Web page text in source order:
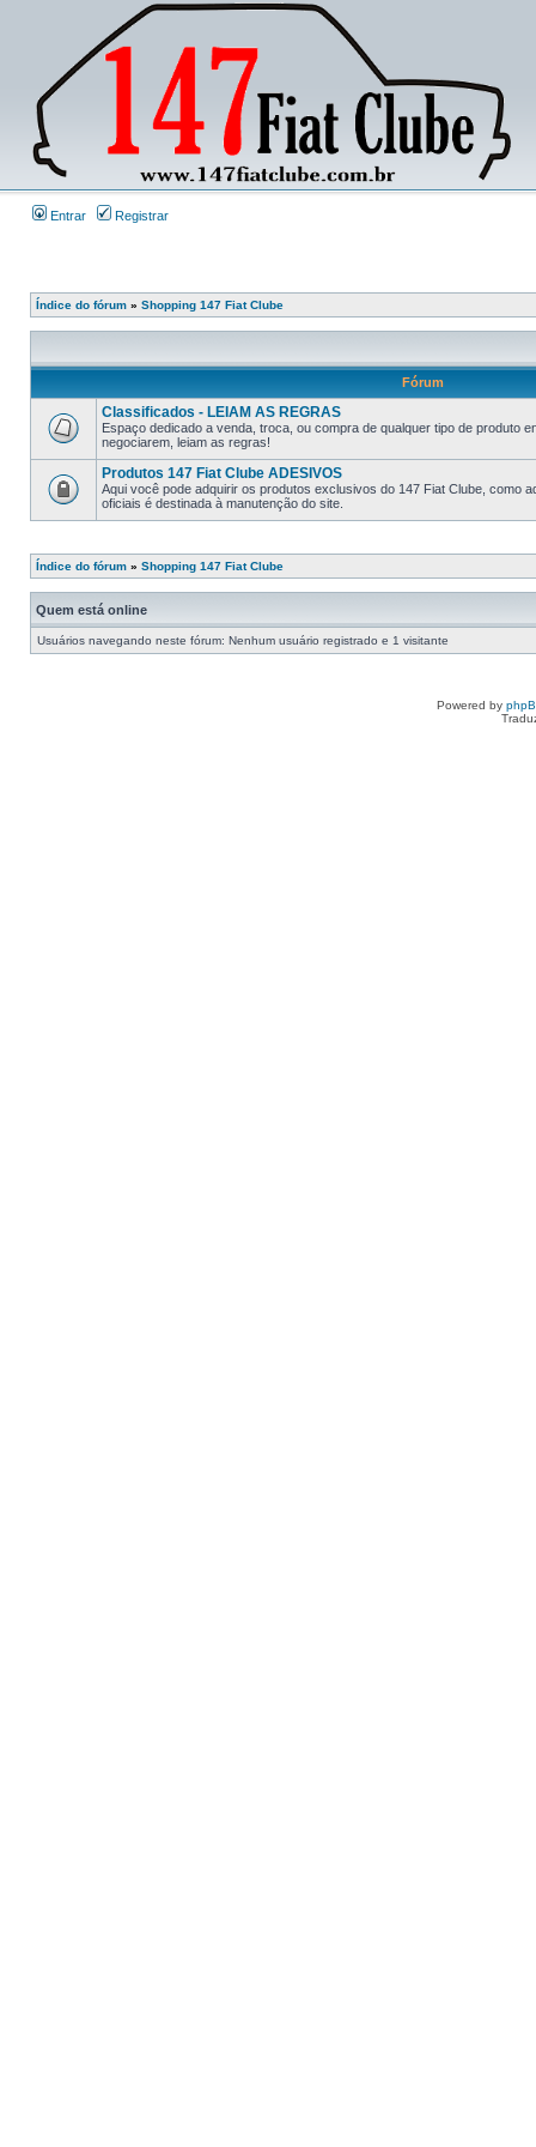
Entrar Registrar
Índice do fórum » Shopping 147 Fiat Clube
Fórum
Classificados - LEIAM AS REGRAS
Espaço dedicado a venda, troca, ou compra de qualquer tipo de produto
negociarem, leiam as regras!
Produtos 147 Fiat Clube ADESIVOS
Aqui você pode adquirir os produtos exclusivos do 147 Fiat Clube, como
oficiais é destinada à manutenção do site.
Índice do fórum » Shopping 147 Fiat Clube
Quem está online
Usuários navegando neste fórum: Nenhum usuário registrado e 1 visitante
Powered by